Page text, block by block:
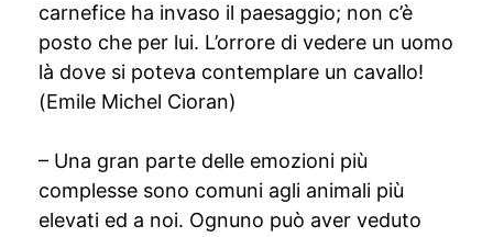
carnefice ha invaso il paesaggio; non c’è
posto che per lui. L’orrore di vedere un uomo
là dove si poteva contemplare un cavallo!
(Emile Michel Cioran)
– Una gran parte delle emozioni più
complesse sono comuni agli animali più
elevati ed a noi. Ognuno può aver veduto